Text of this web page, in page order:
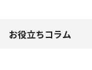
お役立ちコラム